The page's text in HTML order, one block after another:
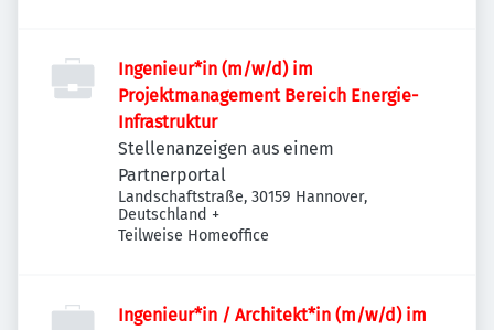
Ingenieur*in (m/w/d) im
Projektmanagement Bereich Energie-
Infrastruktur
Stellenanzeigen aus einem
Partnerportal
Landschaftstraße, 30159 Hannover,
Deutschland +
Teilweise Homeoffice
Ingenieur*in / Architekt*in (m/w/d) im